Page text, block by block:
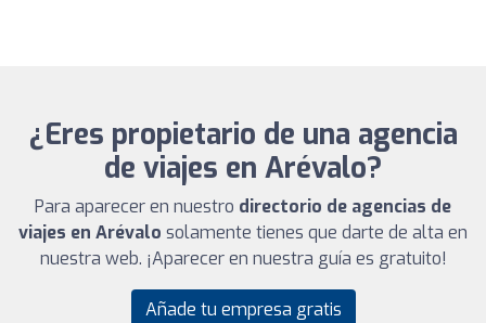
¿Eres propietario de una agencia
de viajes en Arévalo?
Para aparecer en nuestro directorio de agencias de
viajes en Arévalo solamente tienes que darte de alta en
nuestra web. ¡Aparecer en nuestra guía es gratuito!
Añade tu empresa gratis